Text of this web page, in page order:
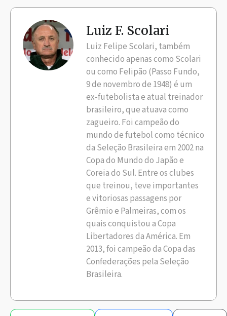
Luiz F. Scolari
Luiz Felipe Scolari, também
conhecido apenas como Scolari
ou como Felipão (Passo Fundo,
9 de novembro de 1948) é um
ex-futebolista e atual treinador
brasileiro, que atuava como
zagueiro. Foi campeão do
mundo de futebol como técnico
da Seleção Brasileira em 2002 na
Copa do Mundo do Japão e
Coreia do Sul. Entre os clubes
que treinou, teve importantes
e vitoriosas passagens por
Grêmio e Palmeiras, com os
quais conquistou a Copa
Libertadores da América. Em
2013, foi campeão da Copa das
Confederações pela Seleção
Brasileira.